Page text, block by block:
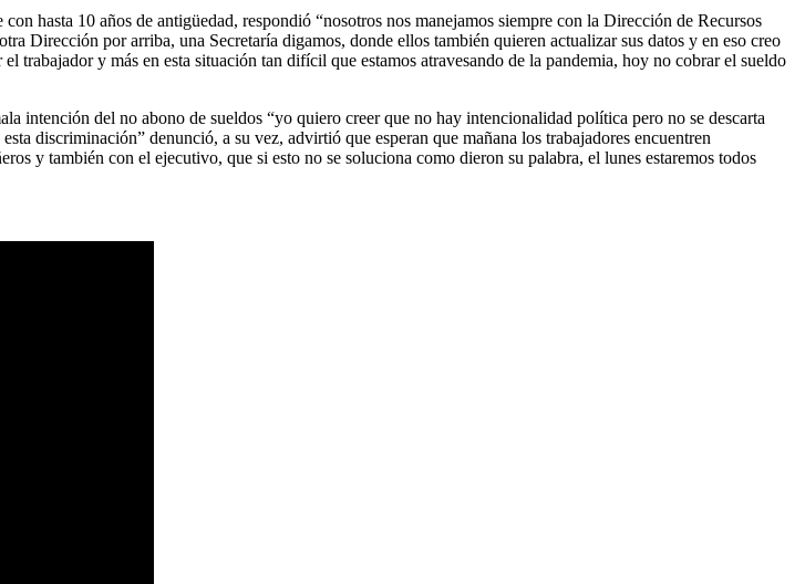
hasta 10 años de antigüedad, respondió “nosotros nos manejamos siempre con la Dirección de Recursos
Dirección por arriba, una Secretaría digamos, donde ellos también quieren actualizar sus datos y en eso creo
trabajador y más en esta situación tan difícil que estamos atravesando de la pandemia, hoy no cobrar el sueldo
intención del no abono de sueldos “yo quiero creer que no hay intencionalidad política pero no se descarta
discriminación” denunció, a su vez, advirtió que esperan que mañana los trabajadores encuentren
y también con el ejecutivo, que si esto no se soluciona como dieron su palabra, el lunes estaremos todos